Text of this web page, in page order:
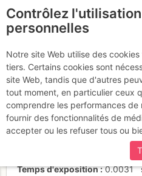
Ressaut
Activités
Date/heure
15 oct. 2012
Contributeur
Patrick
SONY DSC-P10
Temps d'exposition
0.0031
Contrôlez
personnelles
Notre site Web utilise des
tiers. Certains cookies sont
site Web, tandis que d'autres
tout moment, en particulier ceux
comprendre les performances de
fournir des fonctionnalités de
accepter ou les refuser tous ou